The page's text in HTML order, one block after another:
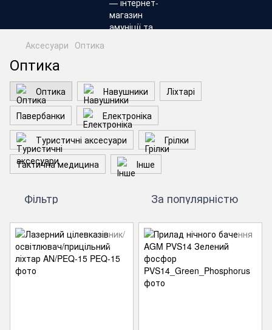
Аксесуари Оптика
Оптика
Оптика Навушники
Ліхтарі
Павербанки
Електроніка
Туристичні аксесуари
Грілки
Тактична медицина
Інше
Фільтр За популярністю